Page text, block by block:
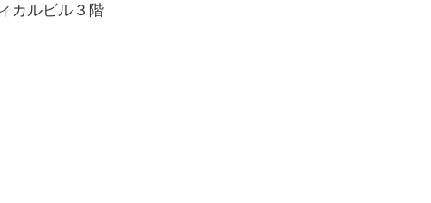
カルビル３階